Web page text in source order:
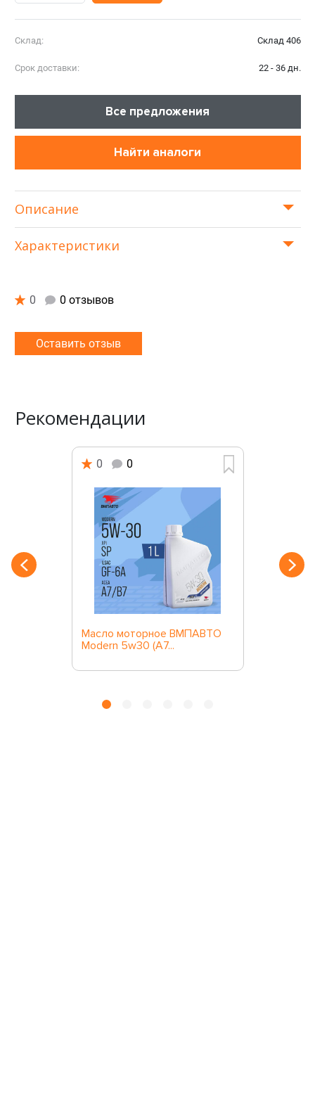
Склад: Склад 406
Срок доставки: 22 - 36 дн.
Все предложения
Найти аналоги
Описание
Характеристики
0 0 отзывов
Оставить отзыв
Рекомендации
0 0
Масло моторное ВМПАВТО
Modern 5w30 (A7...